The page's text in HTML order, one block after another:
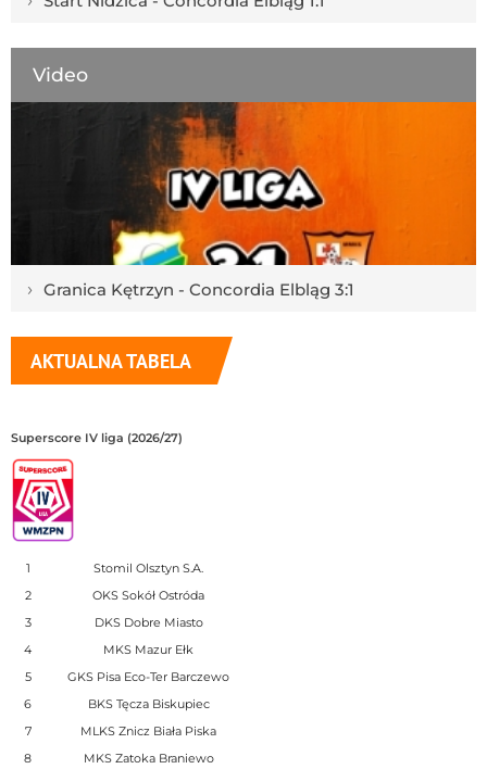
Video
› Granica Kętrzyn - Concordia Elbląg 3:1
AKTUALNA TABELA
Superscore IV liga (2026/27)
1
Stomil Olsztyn S.A.
2
OKS Sokół Ostróda
3
DKS Dobre Miasto
4
MKS Mazur Ełk
5
GKS Pisa Eco-Ter Barczewo
6
BKS Tęcza Biskupiec
7
MLKS Znicz Biała Piska
8
MKS Zatoka Braniewo